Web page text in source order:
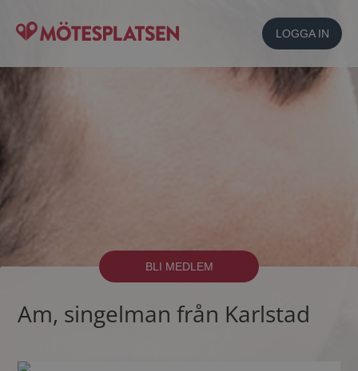
LOGGA IN
BLI MEDLEM
Am, singelman från Karlstad